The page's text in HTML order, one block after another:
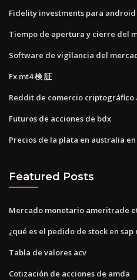
Fidelity investments para android
Tiempo de apertura y cierre del
Software de vigilancia del
Fx mt4 検 証
Reddit de comercio
Futuros de acciones de bdx
Precios de la plata en australia
Featured Posts
Mercado monetario ameritrade
¿qué es el pedido de stock en sap
Tabla de valores acv
Cotización de acciones de amda